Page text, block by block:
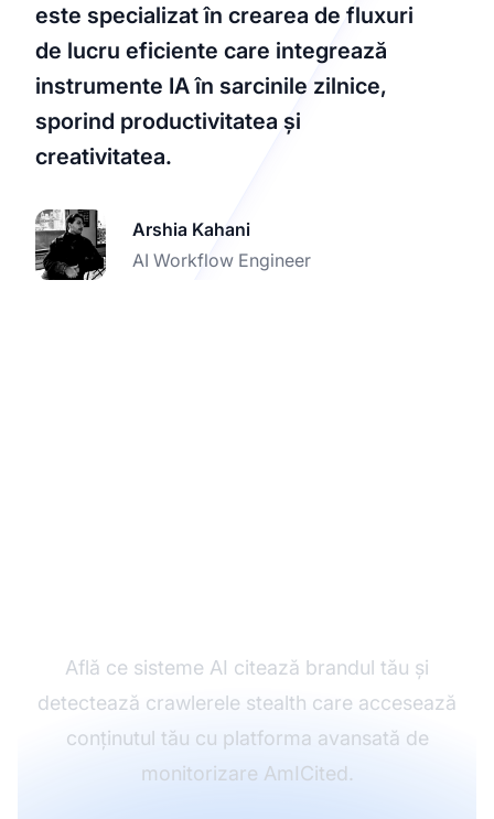
este specializat în crearea de fluxuri
de lucru eficiente care integrează
instrumente IA în sarcinile zilnice,
sporind productivitatea și
creativitatea.
Arshia Kahani
AI Workflow Engineer
Află ce sisteme AI citează brandul tău și
detectează crawlerele stealth care accesează
conținutul tău cu platforma avansată de
monitorizare AmICited.